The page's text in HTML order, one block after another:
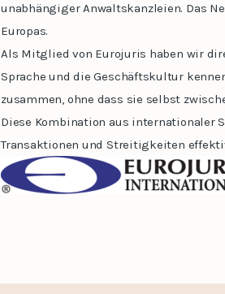
unabhängiger Anwaltskanzleien. Das
Europas.
Als Mitglied von Eurojuris haben wir
Sprache und die Geschäftskultur
zusammen, ohne dass sie selbst
Diese Kombination aus internationaler
Transaktionen und Streitigkeiten